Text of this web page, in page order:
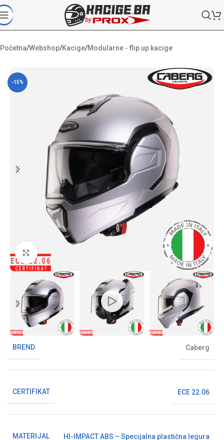
Početna/Webshop/Kacige/Modularne - flip up kacige
-15%
Klikni da uvećaš sliku
BREND Caberg
CERTIFIKAT ECE 22.06
MATERIJAL HI-IMPACT ABS – Specijalna plastična legura